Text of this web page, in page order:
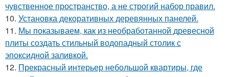
чувственное пространство, а не строгий набор правил.
10. Установка декоративных деревянных панелей.
11. Мы показываем, как из необработанной древесной
плиты создать стильный водопадный столик с
эпоксидной заливкой.
12. Прекрасный интерьер небольшой квартиры, где